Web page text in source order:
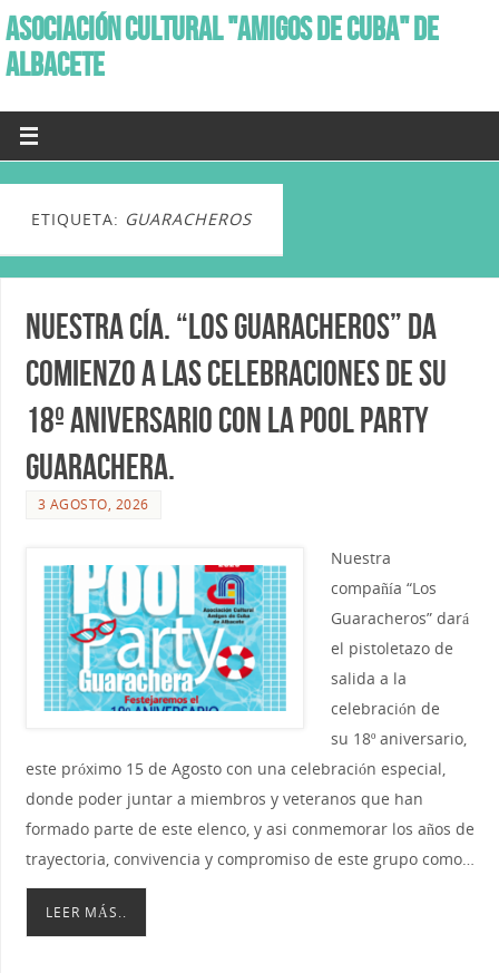
ASOCIACIÓN CULTURAL "AMIGOS DE CUBA" DE
ALBACETE
ETIQUETA: GUARACHEROS
Nuestra Cía. “Los Guaracheros” da
comienzo a las celebraciones de su
18º Aniversario con la Pool Party
Guarachera.
3 AGOSTO, 2026
Nuestra
compañía “Los
Guaracheros” dará
el pistoletazo de
salida a la
celebración de
su 18º aniversario,
este próximo 15 de Agosto con una celebración especial,
donde poder juntar a miembros y veteranos que han
formado parte de este elenco, y asi conmemorar los años de
trayectoria, convivencia y compromiso de este grupo como…
LEER MÁS..